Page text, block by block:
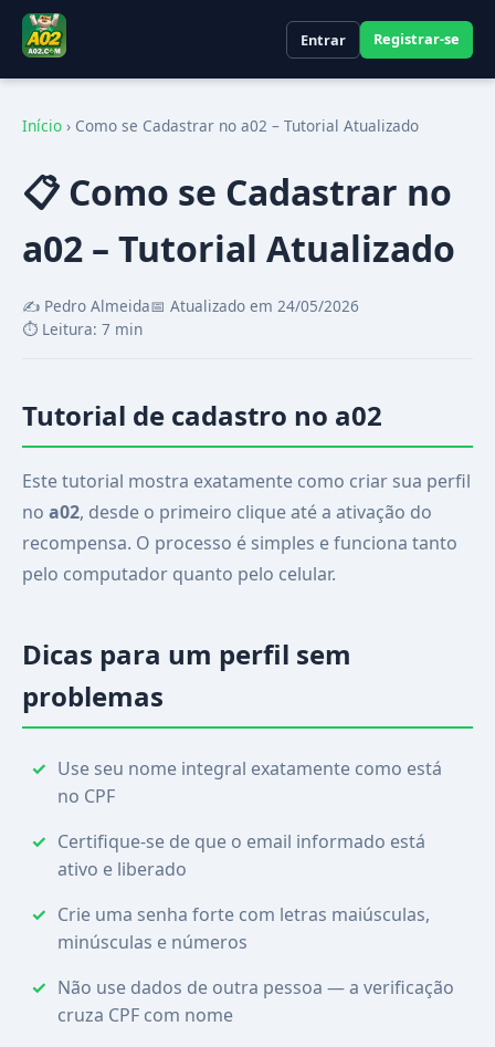
Entrar Registrar-se
Início › Como se Cadastrar no a02 – Tutorial Atualizado
📋 Como se Cadastrar no
a02 – Tutorial Atualizado
✍️ Pedro Almeida📅 Atualizado em 24/05/2026
⏱️ Leitura: 7 min
Tutorial de cadastro no a02
Este tutorial mostra exatamente como criar sua perfil
no a02, desde o primeiro clique até a ativação do
recompensa. O processo é simples e funciona tanto
pelo computador quanto pelo celular.
Dicas para um perfil sem
problemas
Use seu nome integral exatamente como está
no CPF
Certifique-se de que o email informado está
ativo e liberado
Crie uma senha forte com letras maiúsculas,
minúsculas e números
Não use dados de outra pessoa — a verificação
cruza CPF com nome